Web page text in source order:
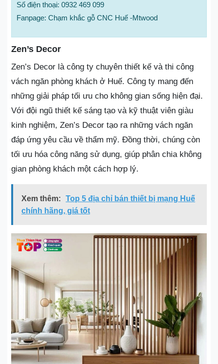
Số điện thoại: 0932 469 099
Fanpage: Chạm khắc gỗ CNC Huế -Mtwood
Zen’s Decor
Zen’s Decor là công ty chuyên thiết kế và thi công
vách ngăn phòng khách ở Huế. Công ty mang đến
những giải pháp tối ưu cho không gian sống hiện đại.
Với đội ngũ thiết kế sáng tạo và kỹ thuật viên giàu
kinh nghiệm, Zen’s Decor tạo ra những vách ngăn
đáp ứng yêu cầu về thẩm mỹ. Đồng thời, chúng còn
tối ưu hóa công năng sử dụng, giúp phân chia không
gian phòng khách một cách hợp lý.
Xem thêm:
Top 5 địa chỉ bán thiết bị mạng Huế
chính hãng, giá tốt